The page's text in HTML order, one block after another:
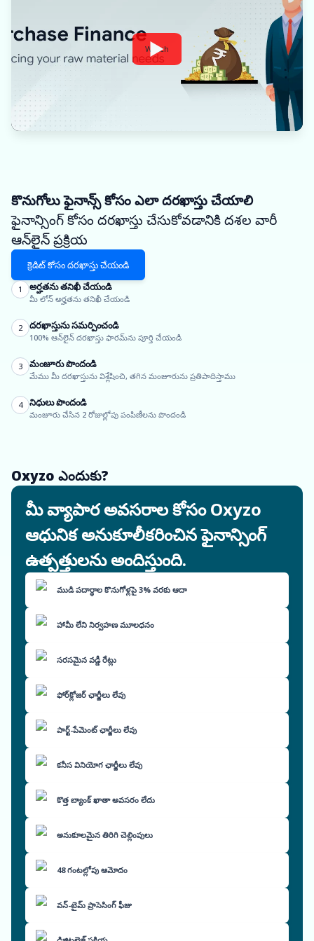
Watch
కొనుగోలు ఫైనాన్స్ కోసం ఎలా దరఖాస్తు చేయాలి
ఫైనాన్సింగ్ కోసం దరఖాస్తు చేసుకోవడానికి దశల వారీ
ఆన్‌లైన్ ప్రక్రియ
క్రెడిట్ కోసం దరఖాస్తు చేయండి
1 అర్హతను తనిఖీ చేయండి
మీ లోన్ అర్హతను తనిఖీ చేయండి
2 దరఖాస్తును సమర్పించండి
100% ఆన్‌లైన్ దరఖాస్తు ఫారమ్‌ను పూర్తి చేయండి
3 మంజూరు పొందండి
మేము మీ దరఖాస్తును విశ్లేషించి, తగిన మంజూరును ప్రతిపాదిస్తాము
4 నిధులు పొందండి
మంజూరు చేసిన 2 రోజుల్లోపు పంపిణీలను పొందండి
Oxyzo ఎందుకు?
మీ వ్యాపార అవసరాల కోసం Oxyzo
ఆధునిక అనుకూలీకరించిన ఫైనాన్సింగ్
ఉత్పత్తులను అందిస్తుంది.
ముడి పదార్థాల కొనుగోళ్లపై 3% వరకు ఆదా
హామీ లేని నిర్వహణ మూలధనం
సరసమైన వడ్డీ రేట్లు
ఫోర్‌క్లోజర్ ఛార్జీలు లేవు
పార్ట్-పేమెంట్ ఛార్జీలు లేవు
కనీస వినియోగ ఛార్జీలు లేవు
కొత్త బ్యాంక్ ఖాతా అవసరం లేదు
అనుకూలమైన తిరిగి చెల్లింపులు
48 గంటల్లోపు ఆమోదం
వన్-టైమ్ ప్రాసెసింగ్ ఫీజు